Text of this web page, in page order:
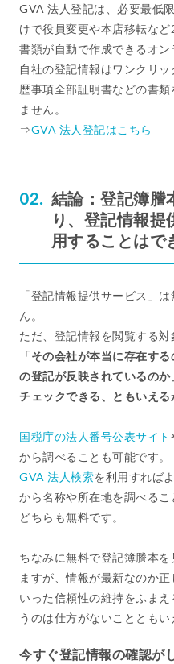
GVA 法人登記は、必要最低
けで役員変更や本店移転な
書類が自動で作成できるオン
自社の登記情報はワンクリ
歴事項全部証明書などの書
ません。
⇒GVA 法人登記はこちら
結論：登記簿謄
り、登記情報提
用することはで
「登記情報提供サービス」
ん。
ただ、登記情報を閲覧する
「その会社が本当に存在す
の登記が反映されているの
チェックできる、ともいえる
国税庁の法人番号公表サイト
から調べることも可能です。
GVA 法人検索を利用すれば
から名称や所在地を調べるこ
どちらも無料です。
ちなみに無料で登記簿謄本
ますが、情報が最新なのか
いった信頼性の維持をふま
うのは仕方がないことともい
今すぐ登記情報の確認が